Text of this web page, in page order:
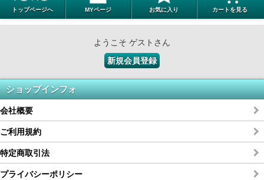
トップページへ MYページ お気に入り カートを見る
ようこそ ゲストさん
新規会員登録
ショップインフォ
会社概要
ご利用規約
特定商取引法
プライバシーポリシー